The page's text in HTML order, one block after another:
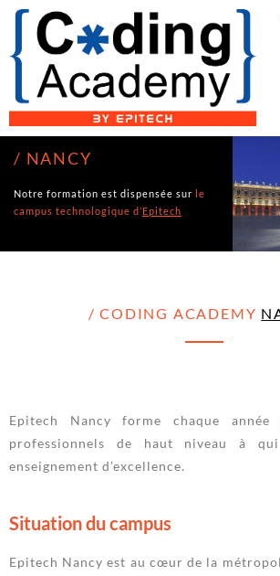
/ NANCY
Notre formation est dispensée sur
le
campus technologique d’Epitech
/ CODING ACADEMY
Epitech Nancy forme chaque
professionnels de haut niveau à
enseignement d’excellence.
Situation du campus
Epitech Nancy est au cœur de la